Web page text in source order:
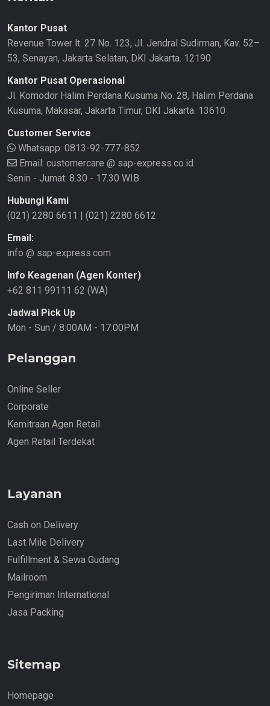
Kantor Pusat
Revenue Tower lt. 27 No. 123, Jl. Jendral Sudirman, Kav. 52–
53, Senayan, Jakarta Selatan, DKI Jakarta. 12190
Kantor Pusat Operasional
Jl. Komodor Halim Perdana Kusuma No. 28, Halim Perdana
Kusuma, Makasar, Jakarta Timur, DKI Jakarta. 13610
Customer Service
Whatsapp: 0813-92-777-852
Email: customercare @ sap-express.co.id
Senin - Jumat: 8.30 - 17.30 WIB
Hubungi Kami
(021) 2280 6611 | (021) 2280 6612
Email:
info @ sap-express.com
Info Keagenan (Agen Konter)
+62 811 99111 62 (WA)
Jadwal Pick Up
Mon - Sun / 8:00AM - 17:00PM
Pelanggan
Online Seller
Corporate
Kemitraan Agen Retail
Agen Retail Terdekat
Layanan
Cash on Delivery
Last Mile Delivery
Fulfillment & Sewa Gudang
Mailroom
Pengiriman International
Jasa Packing
Sitemap
Homepage